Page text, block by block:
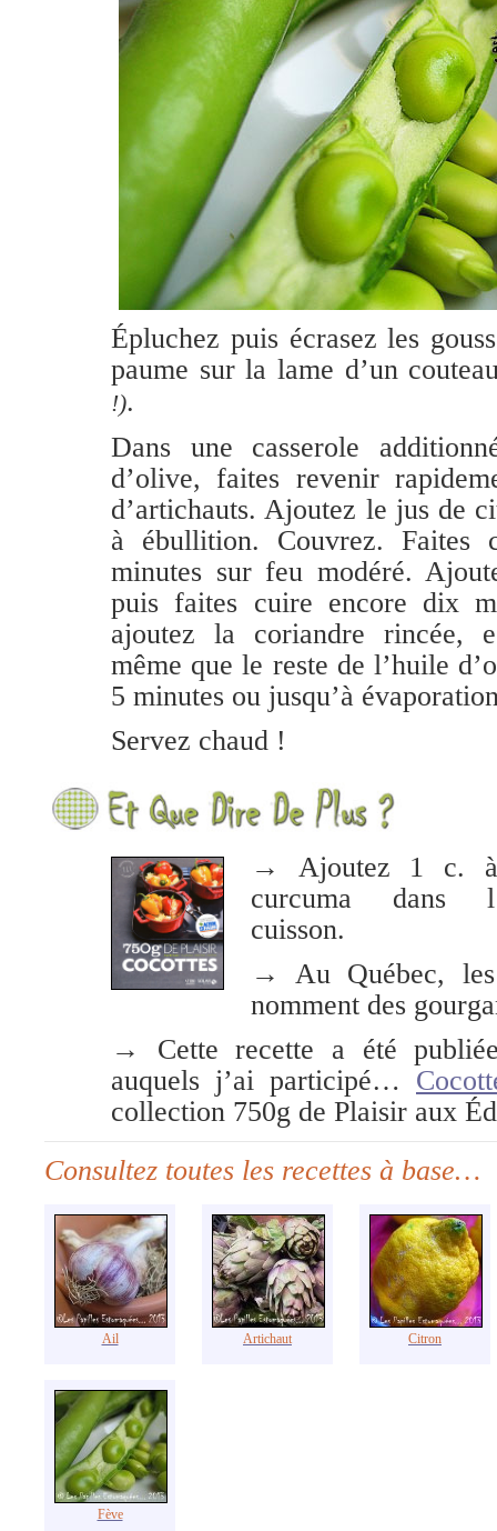
Épluchez puis écrasez les
paume sur la lame d’un
!).
Dans une casserole
d’olive, faites revenir
d’artichauts. Ajoutez le jus de
à ébullition. Couvrez. Faites
minutes sur feu modéré.
puis faites cuire encore dix
ajoutez la coriandre rincée,
même que le reste de l’huile
5 minutes ou jusqu’à
Servez chaud !
→ Ajoutez 1 c.
curcuma dans
cuisson.
→ Au Québec,
nomment des
→ Cette recette a été
auquels j’ai participé…
collection 750g de Plaisir aux
Consultez toutes les recettes à base…
Ail Artichaut Citron
Fève